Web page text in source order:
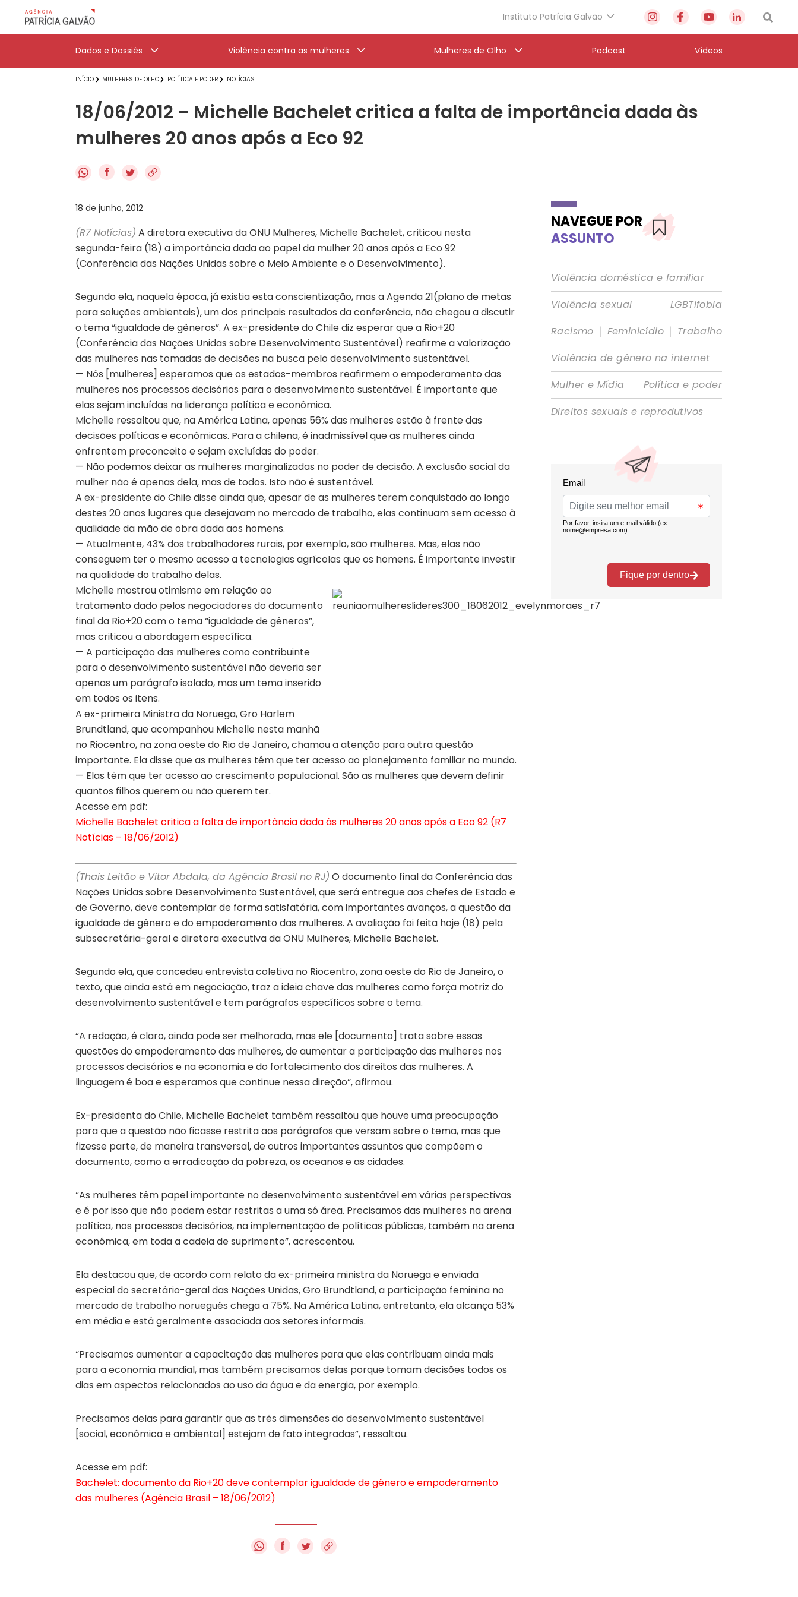
Instituto Patrícia Galvão
Dados e Dossiês Violência contra as mulheres Mulheres de Olho Podcast Vídeos
INÍCIO MULHERES DE OLHO POLÍTICA E PODER NOTÍCIAS
18/06/2012 – Michelle Bachelet critica a falta de importância dada às
mulheres 20 anos após a Eco 92
f
18 de junho, 2012
(R7 Notícias) A diretora executiva da ONU Mulheres, Michelle Bachelet, criticou nesta
segunda-feira (18) a importância dada ao papel da mulher 20 anos após a Eco 92
(Conferência das Nações Unidas sobre o Meio Ambiente e o Desenvolvimento).
Segundo ela, naquela época, já existia esta conscientização, mas a Agenda 21(plano de metas
para soluções ambientais), um dos principais resultados da conferência, não chegou a discutir
o tema “igualdade de gêneros”. A ex-presidente do Chile diz esperar que a Rio+20
(Conferência das Nações Unidas sobre Desenvolvimento Sustentável) reafirme a valorização
das mulheres nas tomadas de decisões na busca pelo desenvolvimento sustentável.
— Nós [mulheres] esperamos que os estados-membros reafirmem o empoderamento das
mulheres nos processos decisórios para o desenvolvimento sustentável. É importante que
elas sejam incluídas na liderança política e econômica.
Michelle ressaltou que, na América Latina, apenas 56% das mulheres estão à frente das
decisões políticas e econômicas. Para a chilena, é inadmissível que as mulheres ainda
enfrentem preconceito e sejam excluídas do poder.
— Não podemos deixar as mulheres marginalizadas no poder de decisão. A exclusão social da
mulher não é apenas dela, mas de todos. Isto não é sustentável.
A ex-presidente do Chile disse ainda que, apesar de as mulheres terem conquistado ao longo
destes 20 anos lugares que desejavam no mercado de trabalho, elas continuam sem acesso à
qualidade da mão de obra dada aos homens.
— Atualmente, 43% dos trabalhadores rurais, por exemplo, são mulheres. Mas, elas não
conseguem ter o mesmo acesso a tecnologias agrícolas que os homens. É importante investir
na qualidade do trabalho delas.
Michelle mostrou otimismo em relação ao
tratamento dado pelos negociadores do documento
final da Rio+20 com o tema “igualdade de gêneros”,
mas criticou a abordagem específica.
— A participação das mulheres como contribuinte
para o desenvolvimento sustentável não deveria ser
apenas um parágrafo isolado, mas um tema inserido
em todos os itens.
A ex-primeira Ministra da Noruega, Gro Harlem
Brundtland, que acompanhou Michelle nesta manhã
no Riocentro, na zona oeste do Rio de Janeiro, chamou a atenção para outra questão
importante. Ela disse que as mulheres têm que ter acesso ao planejamento familiar no mundo.
— Elas têm que ter acesso ao crescimento populacional. São as mulheres que devem definir
quantos filhos querem ou não querem ter.
Acesse em pdf:
Michelle Bachelet critica a falta de importância dada às mulheres 20 anos após a Eco 92 (R7
Notícias – 18/06/2012)
(Thais Leitão e Vitor Abdala, da Agência Brasil no RJ) O documento final da Conferência das
Nações Unidas sobre Desenvolvimento Sustentável, que será entregue aos chefes de Estado e
de Governo, deve contemplar de forma satisfatória, com importantes avanços, a questão da
igualdade de gênero e do empoderamento das mulheres. A avaliação foi feita hoje (18) pela
subsecretária-geral e diretora executiva da ONU Mulheres, Michelle Bachelet.
Segundo ela, que concedeu entrevista coletiva no Riocentro, zona oeste do Rio de Janeiro, o
texto, que ainda está em negociação, traz a ideia chave das mulheres como força motriz do
desenvolvimento sustentável e tem parágrafos específicos sobre o tema.
“A redação, é claro, ainda pode ser melhorada, mas ele [documento] trata sobre essas
questões do empoderamento das mulheres, de aumentar a participação das mulheres nos
processos decisórios e na economia e do fortalecimento dos direitos das mulheres. A
linguagem é boa e esperamos que continue nessa direção”, afirmou.
Ex-presidenta do Chile, Michelle Bachelet também ressaltou que houve uma preocupação
para que a questão não ficasse restrita aos parágrafos que versam sobre o tema, mas que
fizesse parte, de maneira transversal, de outros importantes assuntos que compõem o
documento, como a erradicação da pobreza, os oceanos e as cidades.
“As mulheres têm papel importante no desenvolvimento sustentável em várias perspectivas
e é por isso que não podem estar restritas a uma só área. Precisamos das mulheres na arena
política, nos processos decisórios, na implementação de políticas públicas, também na arena
econômica, em toda a cadeia de suprimento”, acrescentou.
Ela destacou que, de acordo com relato da ex-primeira ministra da Noruega e enviada
especial do secretário-geral das Nações Unidas, Gro Brundtland, a participação feminina no
mercado de trabalho norueguês chega a 75%. Na América Latina, entretanto, ela alcança 53%
em média e está geralmente associada aos setores informais.
“Precisamos aumentar a capacitação das mulheres para que elas contribuam ainda mais
para a economia mundial, mas também precisamos delas porque tomam decisões todos os
dias em aspectos relacionados ao uso da água e da energia, por exemplo.
Precisamos delas para garantir que as três dimensões do desenvolvimento sustentável
[social, econômica e ambiental] estejam de fato integradas”, ressaltou.
Acesse em pdf:
Bachelet: documento da Rio+20 deve contemplar igualdade de gênero e empoderamento
das mulheres (Agência Brasil – 18/06/2012)
f
NAVEGUE POR
ASSUNTO
Violência doméstica e familiar
Violência sexual
|
LGBTIfobia
Racismo | Feminicídio | Trabalho
Violência de gênero na internet
Mulher e Mídia
|
Política e poder
Direitos sexuais e reprodutivos